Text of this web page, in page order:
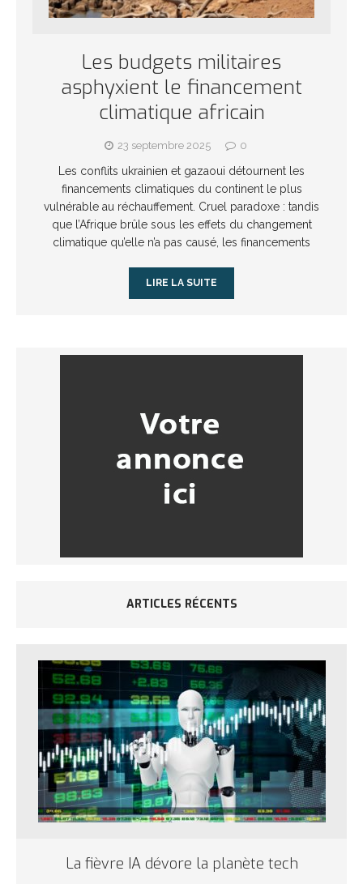
Les budgets militaires
asphyxient le financement
climatique africain
23 septembre 2025 0
Les conflits ukrainien et gazaoui détournent les
financements climatiques du continent le plus
vulnérable au réchauffement. Cruel paradoxe : tandis
que l’Afrique brûle sous les effets du changement
climatique qu’elle n’a pas causé, les financements
LIRE LA SUITE
ARTICLES RÉCENTS
La fièvre IA dévore la planète tech